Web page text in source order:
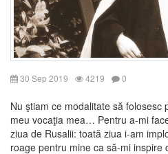
30 Sep 2019 4219 0
Nu ştiam ce modalitate să folosesc
meu vocaţia mea… Pentru a-mi
ziua de Rusalii: toată ziua i-am
roage pentru mine ca să-mi inspire